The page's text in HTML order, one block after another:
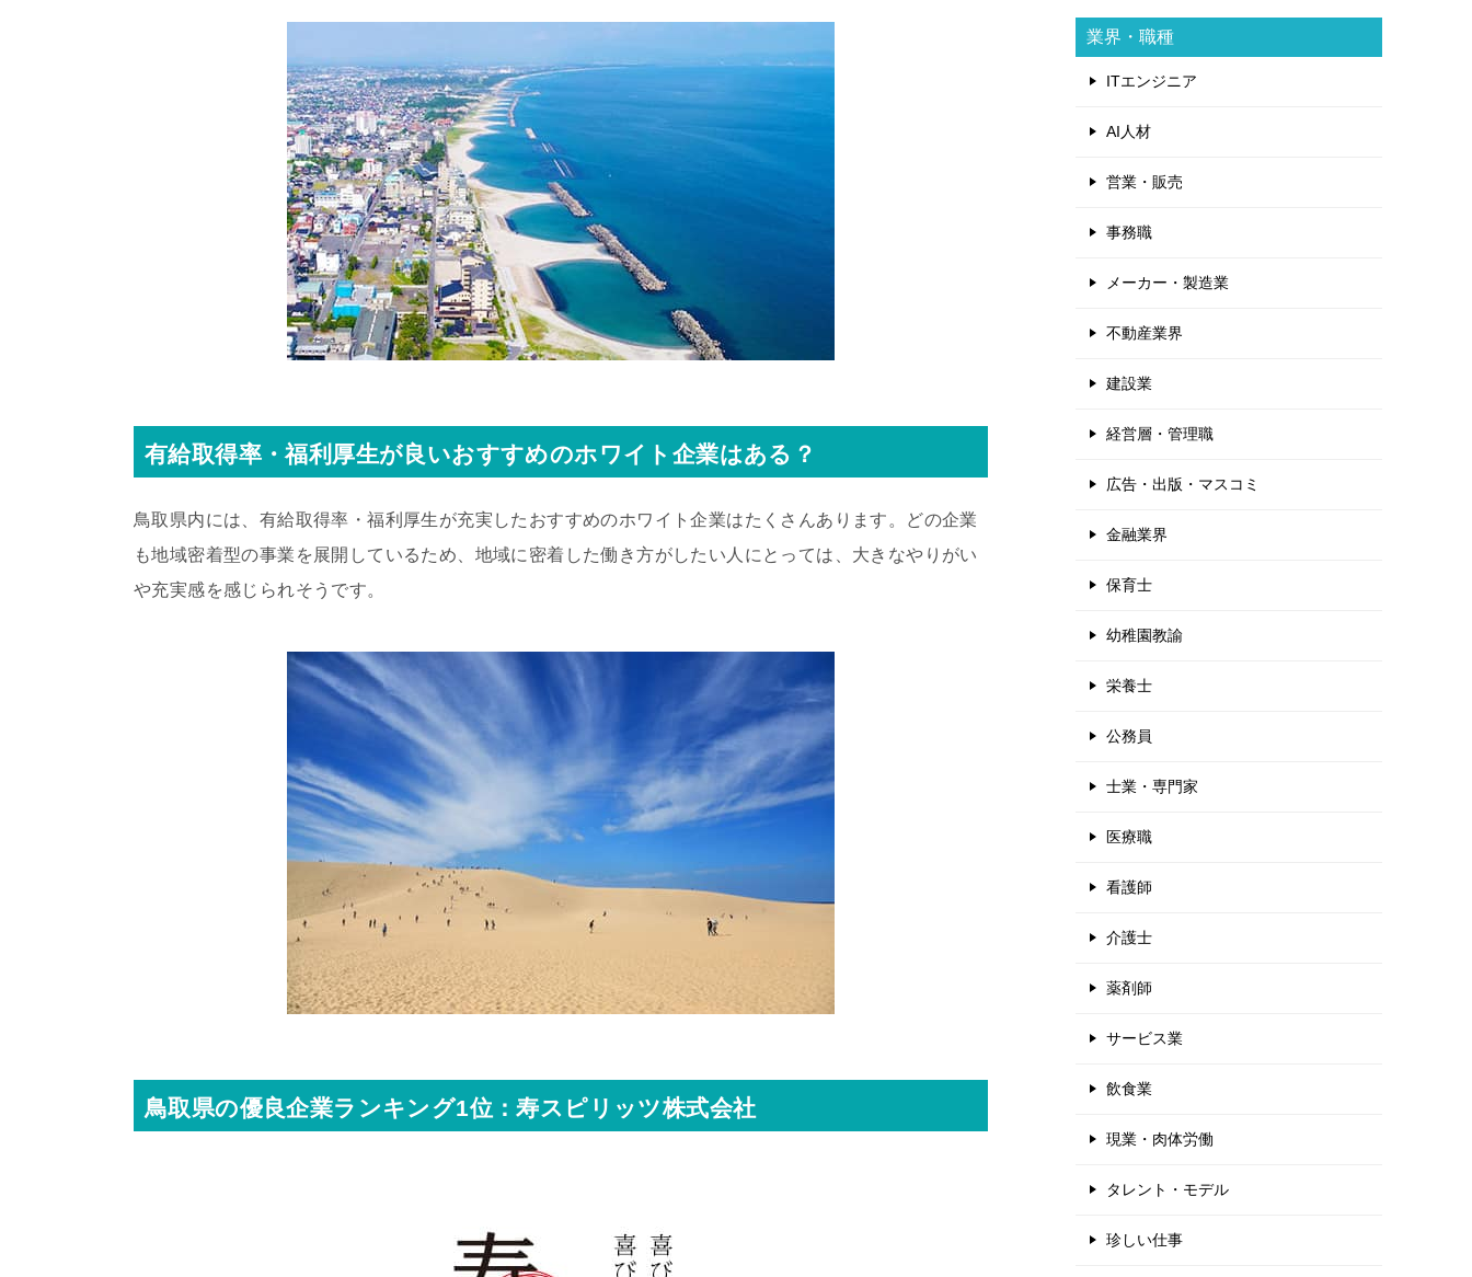
有給取得率・福利厚生が良いおすすめのホワイト企業はある？
鳥取県内には、有給取得率・福利厚生が充実したおすすめのホワイト企業はたくさんあります。どの企業
も地域密着型の事業を展開しているため、地域に密着した働き方がしたい人にとっては、大きなやりがい
や充実感を感じられそうです。
鳥取県の優良企業ランキング1位：寿スピリッツ株式会社
業界・職種
ITエンジニア
AI人材
営業・販売
事務職
メーカー・製造業
不動産業界
建設業
経営層・管理職
広告・出版・マスコミ
金融業界
保育士
幼稚園教諭
栄養士
公務員
士業・専門家
医療職
看護師
介護士
薬剤師
サービス業
飲食業
現業・肉体労働
タレント・モデル
珍しい仕事